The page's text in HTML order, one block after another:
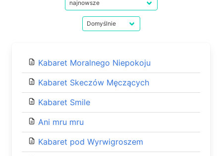
Kabaret Moralnego Niepokoju
Kabaret Skeczów Męczących
Kabaret Smile
Ani mru mru
Kabaret pod Wyrwigroszem